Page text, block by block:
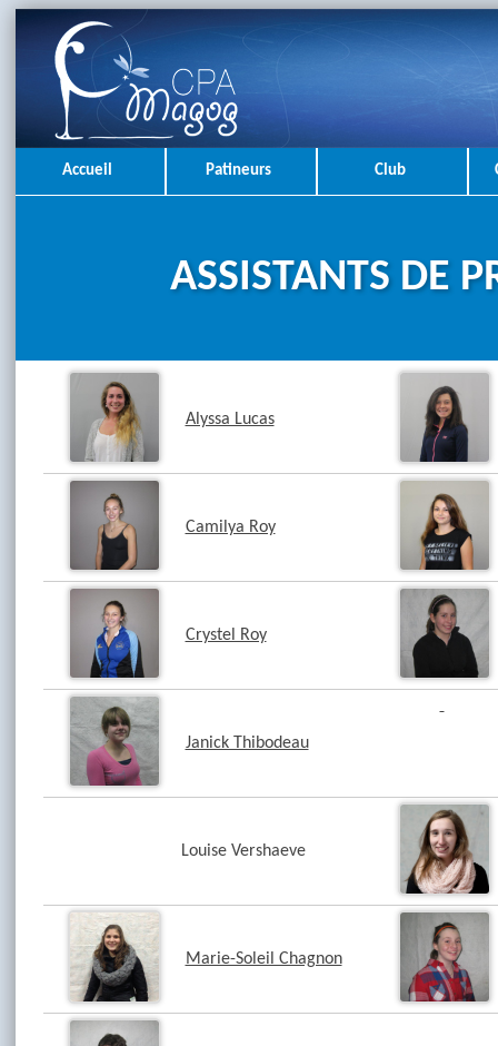
Accueil Patineurs Club
ASSISTANTS DE
Alyssa Lucas
Camilya Roy
Crystel Roy
Janick Thibodeau
Louise Vershaeve
Marie-Soleil Chagnon